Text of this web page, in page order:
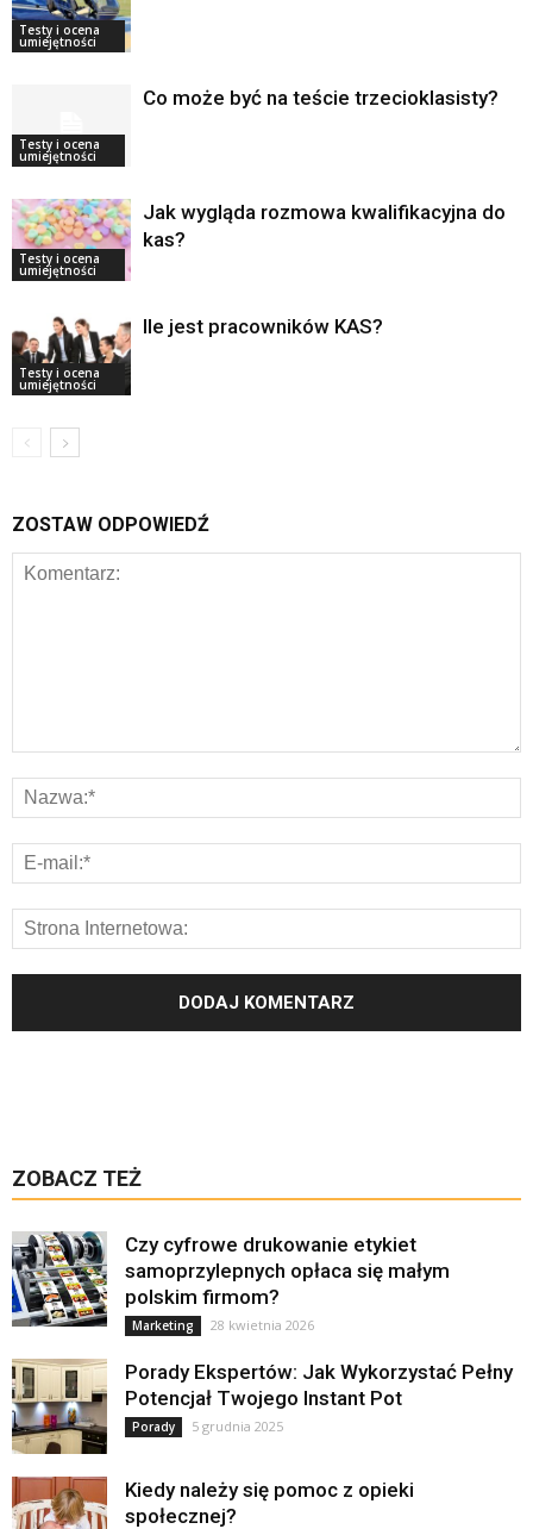
Testy i ocena
umiejętności
Testy i ocena
umiejętności
Co może być na teście trzecioklasisty?
Testy i ocena
umiejętności
Jak wygląda rozmowa kwalifikacyjna do
kas?
Testy i ocena
umiejętności
Ile jest pracowników KAS?
ZOSTAW ODPOWIEDŹ
ZOBACZ TEŻ
Czy cyfrowe drukowanie etykiet
samoprzylepnych opłaca się małym
polskim firmom?
Marketing 28 kwietnia 2026
Porady Ekspertów: Jak Wykorzystać Pełny
Potencjał Twojego Instant Pot
Porady 5 grudnia 2025
Kiedy należy się pomoc z opieki
społecznej?